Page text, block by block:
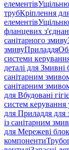
елементів
трубКріплення
елементів
фланцевих
санітарного змиву
змивуПриладдя
системи
деталі для Змивні
санітарним
санітарним
для Вбудовані
систем керування
для Приладдя для
із санітарним
для Мережеві
компоненти